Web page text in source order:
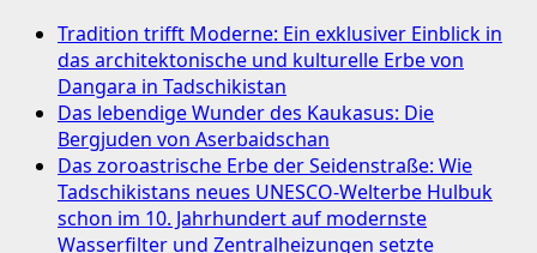
Tradition trifft Moderne: Ein exklusiver Einblick in
das architektonische und kulturelle Erbe von
Dangara in Tadschikistan
Das lebendige Wunder des Kaukasus: Die
Bergjuden von Aserbaidschan
Das zoroastrische Erbe der Seidenstraße: Wie
Tadschikistans neues UNESCO-Welterbe Hulbuk
schon im 10. Jahrhundert auf modernste
Wasserfilter und Zentralheizungen setzte